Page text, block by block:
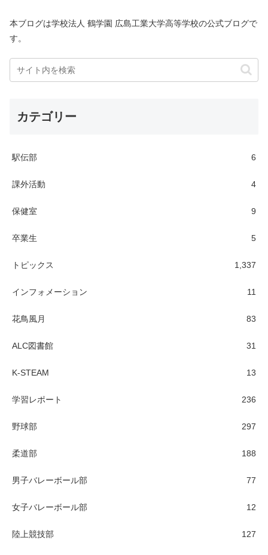
本ブログは学校法人 鶴学園 広島工業大学高等学校の公式ブログで
す。
カテゴリー
駅伝部 6
課外活動 4
保健室 9
卒業生 5
トピックス 1,337
インフォメーション 11
花鳥風月 83
ALC図書館 31
K-STEAM 13
学習レポート 236
野球部 297
柔道部 188
男子バレーボール部 77
女子バレーボール部 12
陸上競技部 127